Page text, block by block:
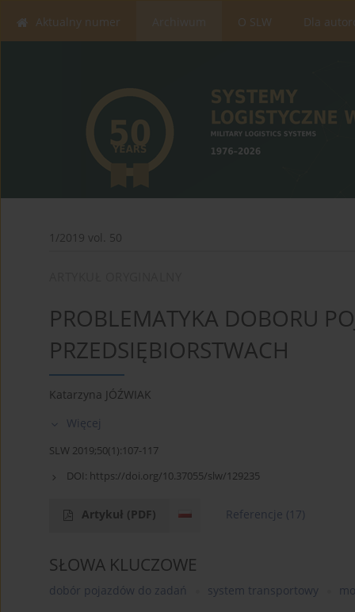
Aktualny numer O SLW Dla
1/2019 vol. 50
PROBLEMATYKA DOBORU
PRZEDSIĘBIORSTWACH
Katarzyna JÓŹWIAK
Więcej
SLW 2019;50(1):107-117
DOI: https://doi.org/10.37055/slw/129235
Artykuł (PDF) Referencje (17)
SŁOWA KLUCZOWE
dobór pojazdów do zadań system transportowy